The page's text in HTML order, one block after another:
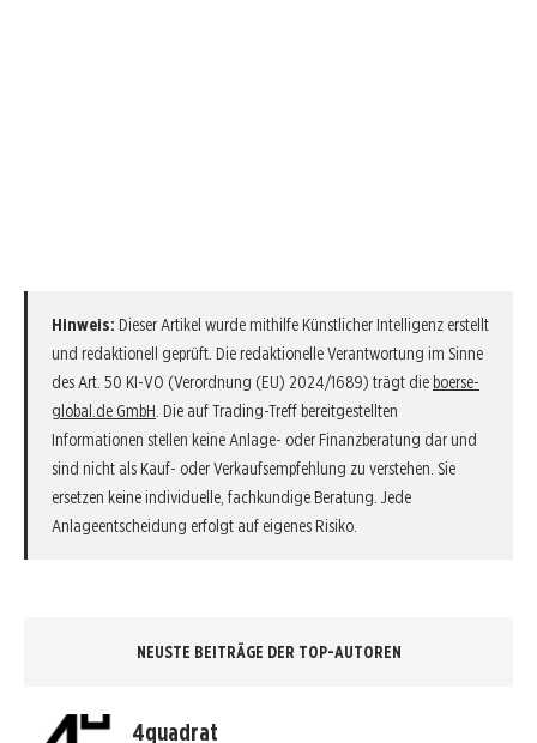
Hinweis: Dieser Artikel wurde mithilfe Künstlicher Intelligenz erstellt
und redaktionell geprüft. Die redaktionelle Verantwortung im Sinne
des Art. 50 KI-VO (Verordnung (EU) 2024/1689) trägt die boerse-
global.de GmbH . Die auf Trading-Treff bereitgestellten
Informationen stellen keine Anlage- oder Finanzberatung dar und
sind nicht als Kauf- oder Verkaufsempfehlung zu verstehen. Sie
ersetzen keine individuelle, fachkundige Beratung. Jede
Anlageentscheidung erfolgt auf eigenes Risiko.
NEUSTE BEITRÄGE DER TOP-AUTOREN
4quadrat